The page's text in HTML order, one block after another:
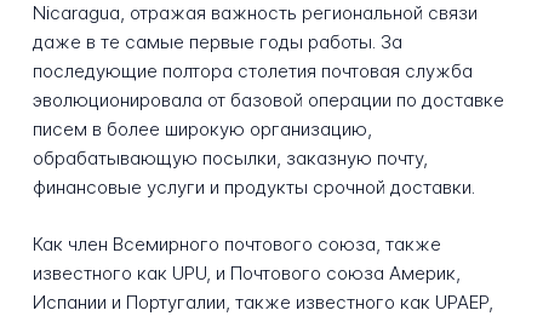
Nicaragua, отражая важность региональной связи
даже в те самые первые годы работы. За
последующие полтора столетия почтовая служба
эволюционировала от базовой операции по доставке
писем в более широкую организацию,
обрабатывающую посылки, заказную почту,
финансовые услуги и продукты срочной доставки.
Как член Всемирного почтового союза, также
известного как UPU, и Почтового союза Америк,
Испании и Португалии, также известного как UPAEP,